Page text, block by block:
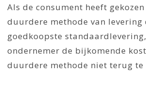
Als de consument heeft
duurdere methode van levering
goedkoopste
ondernemer de bijkomende
duurdere methode niet terug te